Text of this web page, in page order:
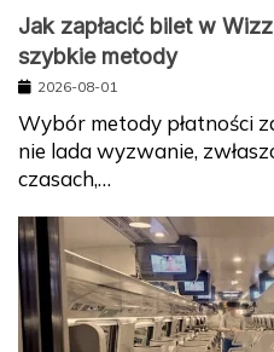
Jak zapłacić bilet w
szybkie metody
2026-08-01
Wybór metody płatności
nie lada wyzwanie,
czasach,…